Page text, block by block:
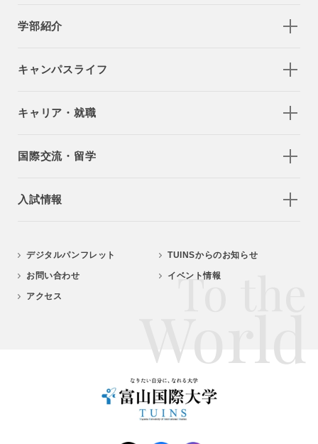
学部紹介
キャンパスライフ
キャリア・就職
国際交流・留学
入試情報
デジタルパンフレット
お問い合わせ
アクセス
TUINSからのお知らせ
イベント情報
To the
World